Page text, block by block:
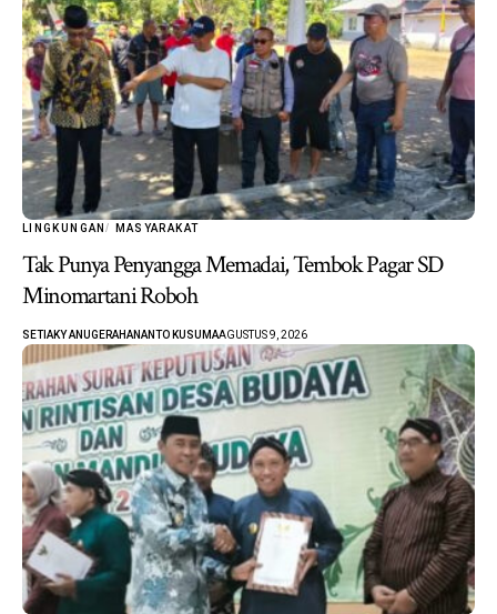
LINGKUNGAN MASYARAKAT
Tak Punya Penyangga Memadai, Tembok Pagar SD
Minomartani Roboh
SETIAKY ANUGERAHANANTO KUSUMAAGUSTUS 9, 2026